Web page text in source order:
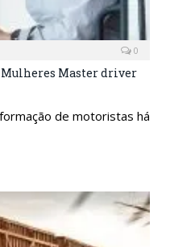
0
Mulheres Master driver
de motoristas há